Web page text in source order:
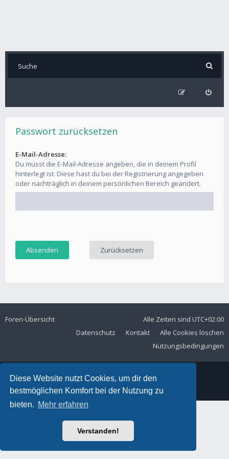
Diese Website nutzt Cookies, um dir den
bestmöglichen Komfort bei der Nutzung zu
bieten. Mehr erfahren
Verstanden!
Passwort zurücksetzen
E-Mail-Adresse:
Du musst die E-Mail-Adresse angeben, die in deinem Profil
hinterlegt ist. Diese hast du bei der Registrierung angegeben
oder nachträglich in deinem persönlichen Bereich geändert.
Foren-Übersicht Alle Zeiten sind UTC+02:00
Alle Cookies löschen
Kontakt
Datenschutz
Nutzungsbedingungen
© MSC Langelsheim e. V. im ADAC